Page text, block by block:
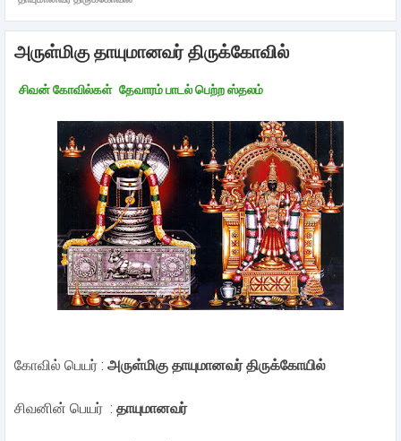
அருள்மிகு தாயுமானவர் திருக்கோவில்
சிவன் கோவில்கள் தேவாரம் பாடல் பெற்ற ஸ்தலம்
கோவில் பெயர் : அருள்மிகு தாயுமானவர் திருக்கோயில்
சிவனின் பெயர் : தாயுமானவர்